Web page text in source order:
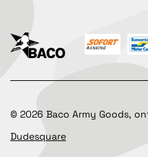
© 2026 Baco Army Goods,
Dudesquare